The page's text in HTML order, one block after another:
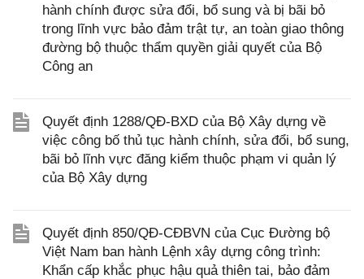
hành chính được sửa đổi, bổ sung và bị bãi bỏ
trong lĩnh vực bảo đảm trật tự, an toàn giao thông
đường bộ thuộc thẩm quyền giải quyết của Bộ
Công an
Quyết định 1288/QĐ-BXD của Bộ Xây dựng về
việc công bố thủ tục hành chính, sửa đổi, bổ sung,
bãi bỏ lĩnh vực đăng kiểm thuộc phạm vi quản lý
của Bộ Xây dựng
Quyết định 850/QĐ-CĐBVN của Cục Đường bộ
Việt Nam ban hành Lệnh xây dựng công trình:
Khẩn cấp khắc phục hậu quả thiên tai, bảo đảm